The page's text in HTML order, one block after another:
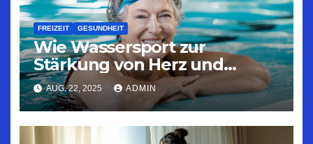
FREIZEIT GESUNDHEIT
Wie Wassersport zur
Stärkung von Herz und
Kreislauf beiträgt
AUG. 22, 2025 ADMIN